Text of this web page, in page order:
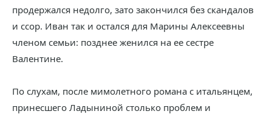
продержался недолго, зато закончился без скандалов
и ссор. Иван так и остался для Марины Алексеевны
членом семьи: позднее женился на ее сестре
Валентине.
По слухам, после мимолетного романа с итальянцем,
принесшего Ладыниной столько проблем и